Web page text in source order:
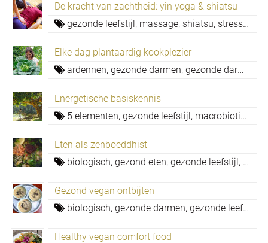
De kracht van zachtheid: yin yoga & shiatsu
gezonde leefstijl, massage, shiatsu, stress verminderen,
Elke dag plantaardig kookplezier
ardennen, gezonde darmen, gezonde darmflora,
Energetische basiskennis
5 elementen, gezonde leefstijl, macrobiotiek,
Eten als zenboeddhist
biologisch, gezond eten, gezonde leefstijl,
Gezond vegan ontbijten
biologisch, gezonde darmen, gezonde leefstijl,
Healthy vegan comfort food